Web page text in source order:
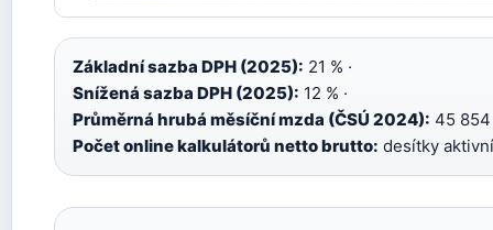
Základní sazba DPH (2025): 21 % ·
Snížená sazba DPH (2025): 12 % ·
Průměrná hrubá měsíční mzda (ČSÚ 2024): 45 854
Počet online kalkulátorů netto brutto: desítky